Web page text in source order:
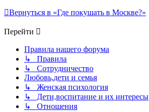
Вернуться в «Где покушать в Москве?»
Перейти
Правила нашего форума
↳ Правила
↳ Сотрудничество
Любовь,дети и семья
↳ Женская психология
↳ Дети,воспитание и их интересы
↳ Отношения